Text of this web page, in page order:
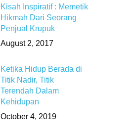
Kisah Inspiratif : Memetik
Hikmah Dari Seorang
Penjual Krupuk
August 2, 2017
Ketika Hidup Berada di
Titik Nadir, Titik
Terendah Dalam
Kehidupan
October 4, 2019